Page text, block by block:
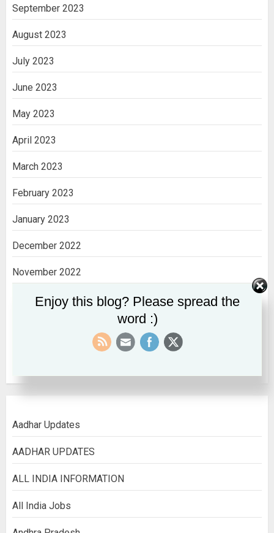
September 2023
August 2023
July 2023
June 2023
May 2023
April 2023
March 2023
February 2023
January 2023
December 2022
November 2022
October 2022
Aadhar Updates
AADHAR UPDATES
ALL INDIA INFORMATION
All India Jobs
Enjoy this blog? Please spread the
word :)